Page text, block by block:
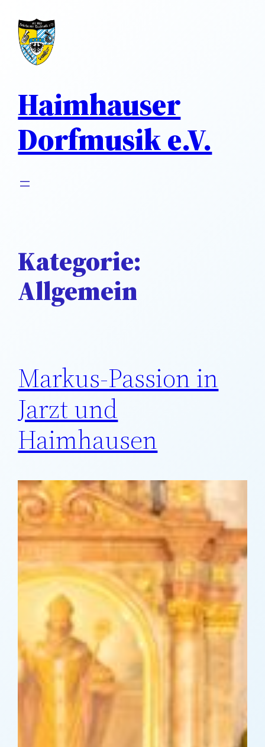
zum
Inhalt
wechseln
Haimhauser
Dorfmusik e.V.
Kategorie:
Allgemein
Markus-Passion in
Jarzt und
Haimhausen